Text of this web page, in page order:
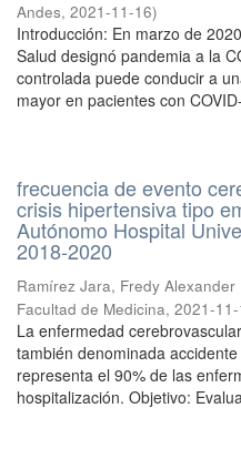
Andes, 2021-11-16)
Introducción: En marzo de
Salud designó pandemia a la
controlada puede conducir a
mayor en pacientes con
frecuencia de evento
crisis hipertensiva tipo
Autónomo Hospital
2018-2020
Ramírez Jara, Fredy Alexander
Facultad de Medicina, 2021-
La enfermedad
también denominada
representa el 90% de las
hospitalización. Objetivo: